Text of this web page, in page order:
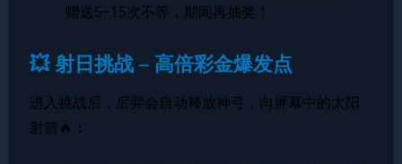
赠送5~15次不等，期间再抽奖！
💥 射日挑战 – 高倍彩金爆发点
进入挑战后，后羿会自动释放神弓，向屏幕中的太阳
射箭🔥：